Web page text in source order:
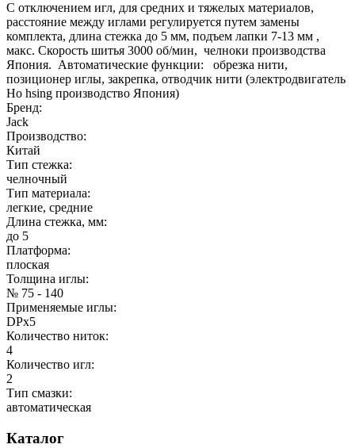
С отключением игл, для средних и тяжелых материалов,
расстояние между иглами регулируется путем замены
комплекта, длина стежка до 5 мм, подъем лапки 7-13 мм ,
макс. Скорость шитья 3000 об/мин, челноки производства
Япония. Автоматические функции: обрезка нити,
позиционер иглы, закрепка, отводчик нити (электродвигатель
Ho hsing производство Япония)
Бренд:
Jack
Производство:
Китай
Тип стежка:
челночный
Тип материала:
легкие, средние
Длина стежка, мм:
до 5
Платформа:
плоская
Толщина иглы:
№ 75 - 140
Применяемые иглы:
DPx5
Количество ниток:
4
Количество игл:
2
Тип смазки:
автоматическая
Каталог